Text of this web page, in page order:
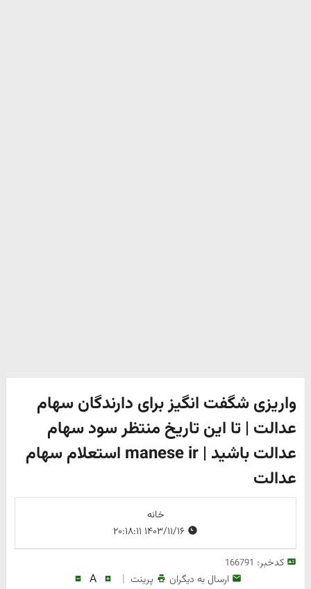
واریزی شگفت انگیز برای دارندگان سهام
عدالت | تا این تاریخ منتظر سود سهام
عدالت باشید | manese ir استعلام سهام
عدالت
خانه
کدخبر: 166791
ارسال به دیگران پرینت |
A